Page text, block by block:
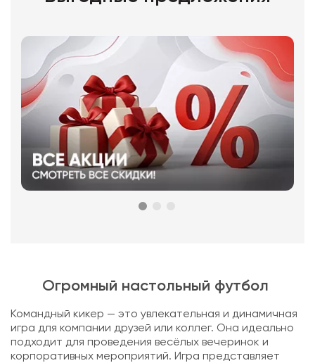
Огромный настольный футбол
Командный кикер — это увлекательная и динамичная
игра для компании друзей или коллег. Она идеально
подходит для проведения весёлых вечеринок и
корпоративных мероприятий. Игра представляет